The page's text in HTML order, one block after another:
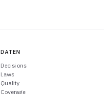
DATEN
Decisions
Laws
Quality
Coverage